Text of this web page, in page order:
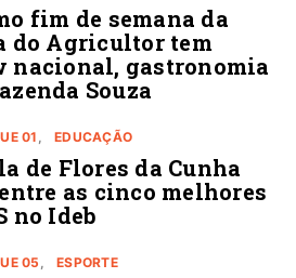
fim de semana da
do Agricultor tem
nacional, gastronomia
Souza
01 EDUCAÇÃO
de Flores da Cunha
as cinco melhores
no Ideb
05 ESPORTE